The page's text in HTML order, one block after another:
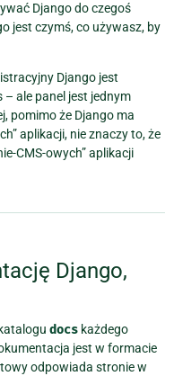
Django do czegoś
jest czymś, co używasz, by
Django jest
ale panel jest jednym
pomimo że Django ma
aplikacji, nie znaczy to, że
CMS-owych” aplikacji
Django,
docs każdego
jest w formacie
odpowiada stronie w